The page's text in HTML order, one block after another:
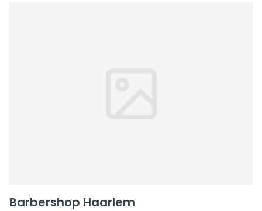
Barbershop Haarlem